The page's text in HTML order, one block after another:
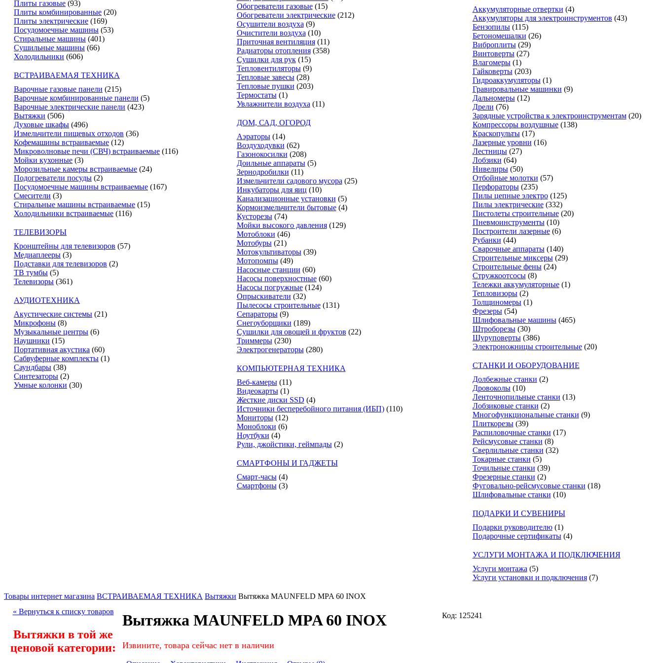
Плиты газовые (93)
Плиты комбинированные (20)
Плиты электрические (169)
Посудомоечные машины (53)
Стиральные машины (401)
Сушильные машины (66)
Холодильники (606)
ВСТРАИВАЕМАЯ ТЕХНИКА
Варочные газовые панели (215)
Варочные комбинированные панели (5)
Варочные электрические панели (423)
Вытяжки (506)
Духовые шкафы (496)
Измельчители пищевых отходов (36)
Кофемашины встраиваемые (12)
Микроволновые печи (СВЧ) встраиваемые (116)
Мойки кухонные (3)
Морозильные камеры встраиваемые (24)
Подогреватели посуды (2)
Посудомоечные машины встраиваемые (167)
Смесители (3)
Стиральные машины встраиваемые (15)
Холодильники встраиваемые (116)
ТЕЛЕВИЗОРЫ
Кронштейны для телевизоров (57)
Медиаплееры (3)
Подставки для телевизоров (2)
ТВ тумбы (5)
Телевизоры (361)
АУДИОТЕХНИКА
Акустические системы (21)
Микрофоны (8)
Музыкальные центры (6)
Наушники (15)
Портативная акустика (60)
Сабвуферные комплекты (1)
Саундбары (38)
Синтезаторы (2)
Умные колонки (30)
Обогреватели газовые (15)
Обогреватели электрические (212)
Осушители воздуха (9)
Очистители воздуха (10)
Приточная вентиляция (11)
Радиаторы отопления (358)
Сушилки для рук (15)
Тепловентиляторы (9)
Тепловые завесы (28)
Тепловые пушки (203)
Термостаты (1)
Увлажнители воздуха (11)
ДОМ, САД, ОГОРОД
Аэраторы (14)
Воздуходувки (62)
Газонокосилки (208)
Доильные аппараты (5)
Зернодробилки (11)
Измельчители садового мусора (25)
Инкубаторы для яиц (10)
Канализационные установки (5)
Кормоизмельчители бытовые (4)
Кусторезы (74)
Мойки высокого давления (129)
Мотоблоки (46)
Мотобуры (21)
Мотокультиваторы (39)
Мотопомпы (49)
Насосные станции (60)
Насосы поверхностные (60)
Насосы погружные (124)
Опрыскиватели (32)
Пылесосы строительные (131)
Сепараторы (9)
Снегоуборщики (189)
Сушилки для овощей и фруктов (22)
Триммеры (230)
Электрогенераторы (280)
КОМПЬЮТЕРНАЯ ТЕХНИКА
Веб-камеры (11)
Видеокарты (1)
Жесткие диски SSD (4)
Источники бесперебойного питания (ИБП) (110)
Мониторы (12)
Моноблоки (6)
Ноутбуки (4)
Рули, джойстики, геймпады (2)
СМАРТФОНЫ И ГАДЖЕТЫ
Смарт-часы (4)
Смартфоны (3)
Аккумуляторные отвертки (4)
Аккумуляторы для электроинструментов (43)
Бензопилы (115)
Бетономешалки (26)
Виброплиты (29)
Винтоверты (27)
Влагомеры (1)
Гайковерты (203)
Гидроаккумуляторы (1)
Гравировальные машинки (9)
Дальномеры (12)
Дрели (76)
Зарядные устройства к электроинструментам (20)
Компрессоры воздушные (138)
Краскопульты (17)
Лазерные уровни (16)
Лестницы (27)
Лобзики (64)
Нивелиры (50)
Отбойные молотки (57)
Перфораторы (235)
Пилы цепные электро (125)
Пилы электрические (332)
Пистолеты строительные (20)
Пневмоинструменты (10)
Построители лазерные (6)
Рубанки (44)
Сварочные аппараты (140)
Строительные миксеры (29)
Строительные фены (24)
Стружкоотсосы (8)
Тележки аккумуляторные (1)
Тепловизоры (2)
Толщиномеры (1)
Фрезеры (54)
Шлифовальные машины (465)
Штроборезы (30)
Шуруповерты (386)
Электроножницы строительные (20)
СТАНКИ И ОБОРУДОВАНИЕ
Долбежные станки (2)
Дровоколы (10)
Ленточнопильные станки (13)
Лобзиковые станки (2)
Многофункциональные станки (9)
Плиткорезы (39)
Распиловочные станки (17)
Рейсмусовые станки (8)
Сверлильные станки (32)
Токарные станки (5)
Точильные станки (39)
Фрезерные станки (2)
Фуговально-рейсмусовые станки (18)
Шлифовальные станки (10)
ПОДАРКИ И СУВЕНИРЫ
Подарки руководителю (1)
Подарочные сертификаты (4)
УСЛУГИ МОНТАЖА И ПОДКЛЮЧЕНИЯ
Услуги монтажа (5)
Услуги установки и подключения (7)
Товары интернет магазина ВСТРАИВАЕМАЯ ТЕХНИКА Вытяжки Вытяжка MAUNFELD MPA 60 INOX
« Вернуться к списку товаров
Вытяжки в той же
ценовой категории:
Код: 125241
Вытяжка MAUNFELD MPA 60 INOX
Извините, товара сейчас нет в наличии